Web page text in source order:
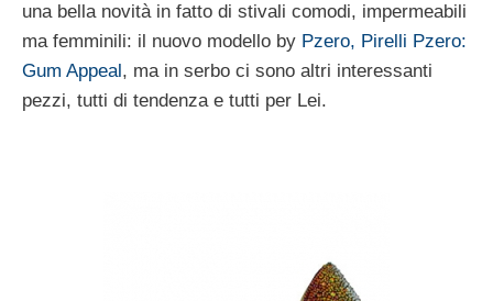
una bella novità in fatto di stivali comodi, impermeabili
ma femminili: il nuovo modello by Pzero, Pirelli Pzero:
Gum Appeal , ma in serbo ci sono altri interessanti
pezzi, tutti di tendenza e tutti per Lei.